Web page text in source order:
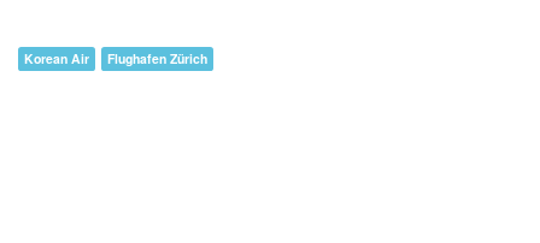
Korean Air Flughafen Zürich